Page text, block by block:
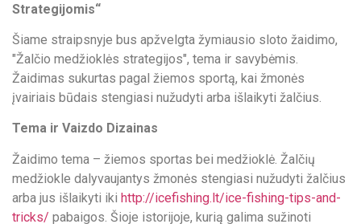
Strategijomis“
Šiame straipsnyje bus apžvelgta žymiausio sloto žaidimo,
"Žalčio medžioklės strategijos", tema ir savybėmis.
Žaidimas sukurtas pagal žiemos sportą, kai žmonės
įvairiais būdais stengiasi nužudyti arba išlaikyti žalčius.
Tema ir Vaizdo Dizainas
Žaidimo tema – žiemos sportas bei medžioklė. Žalčių
medžiokle dalyvaujantys žmonės stengiasi nužudyti žalčius
arba jus išlaikyti iki http://icefishing.lt/ice-fishing-tips-and-
tricks/ pabaigos. Šioje istorijoje, kurią galima sužinoti